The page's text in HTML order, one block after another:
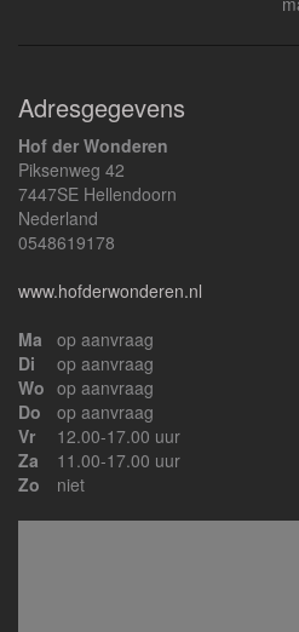
Adresgegevens
Hof der Wonderen
Piksenweg 42
7447SE Hellendoorn
Nederland
0548619178
www.hofderwonderen.nl
Ma
op aanvraag
Di
op aanvraag
Wo op aanvraag
Do
op aanvraag
Vr
12.00-17.00 uur
Za
11.00-17.00 uur
Zo
niet